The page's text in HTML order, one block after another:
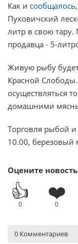
Как и сообщалось
Пуховичский
литр в свою
продавца - 5-
Живую рыбу
Красной
осуществляться
домашними
Торговля рыбой и
10.00, березовый
Оцените
👍
0
❤️
0
0 Комментариев